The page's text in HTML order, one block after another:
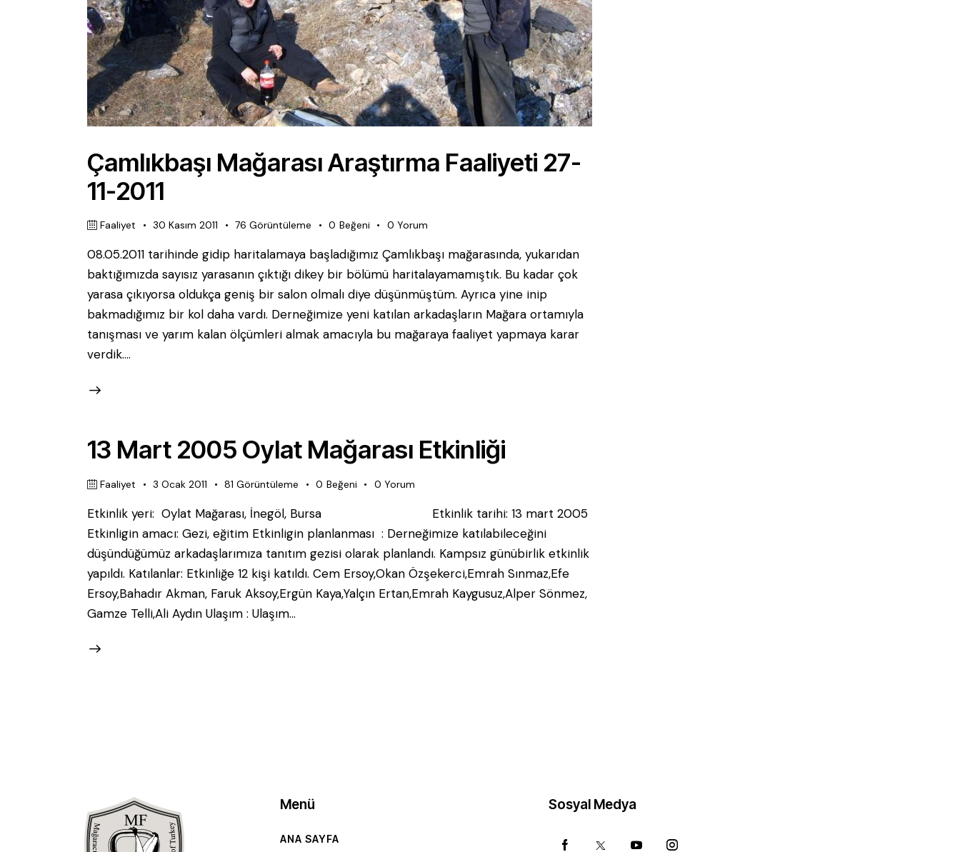
Çamlıkbaşı Mağarası Araştırma Faaliyeti 27-
11-2011
Faaliyet 30 Kasım 2011 76 Görüntüleme 0 Beğeni 0 Yorum
08.05.2011 tarihinde gidip haritalamaya başladığımız Çamlıkbaşı mağarasında, yukarıdan
baktığımızda sayısız yarasanın çıktığı dikey bir bölümü haritalayamamıştık. Bu kadar çok
yarasa çıkıyorsa oldukça geniş bir salon olmalı diye düşünmüştüm. Ayrıca yine inip
bakmadığımız bir kol daha vardı. Derneğimize yeni katılan arkadaşların Mağara ortamıyla
tanışması ve yarım kalan ölçümleri almak amacıyla bu mağaraya faaliyet yapmaya karar
verdik.…
13 Mart 2005 Oylat Mağarası Etkinliği
Faaliyet 3 Ocak 2011 81 Görüntüleme 0 Beğeni 0 Yorum
Etkinlik yeri: Oylat Mağarası, İnegöl, Bursa Etkinlik tarihi: 13 mart 2005
Etkinligin amacı: Gezi, eğitim Etkinligin planlanması : Derneğimize katılabileceğini
düşündüğümüz arkadaşlarımıza tanıtım gezisi olarak planlandı. Kampsız günübirlik etkinlik
yapıldı. Katılanlar: Etkinliğe 12 kişi katıldı. Cem Ersoy,Okan Özşekerci,Emrah Sınmaz,Efe
Ersoy,Bahadır Akman, Faruk Aksoy,Ergün Kaya,Yalçın Ertan,Emrah Kaygusuz,Alper Sönmez,
Gamze Telli,Ali Aydın Ulaşım : Ulaşım…
Menü
ANA SAYFA
Sosyal Medya